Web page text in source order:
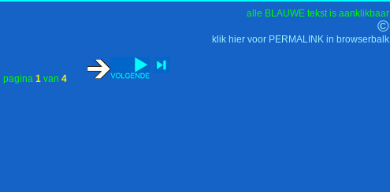
alle BLAUWE tekst is aanklikbaar
klik hier voor PERMALINK in browserbalk
©
pagina 1 van 4